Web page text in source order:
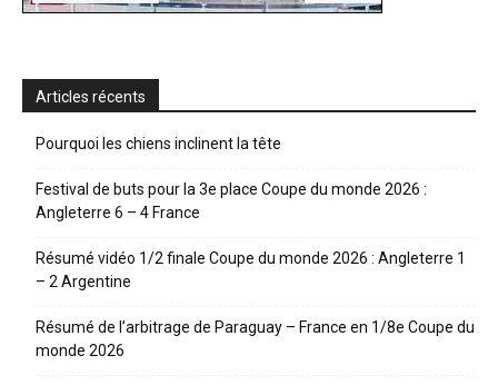
Articles récents
Pourquoi les chiens inclinent la tête
Festival de buts pour la 3e place Coupe du monde 2026 :
Angleterre 6 – 4 France
Résumé vidéo 1/2 finale Coupe du monde 2026 : Angleterre 1
– 2 Argentine
Résumé de l’arbitrage de Paraguay – France en 1/8e Coupe du
monde 2026